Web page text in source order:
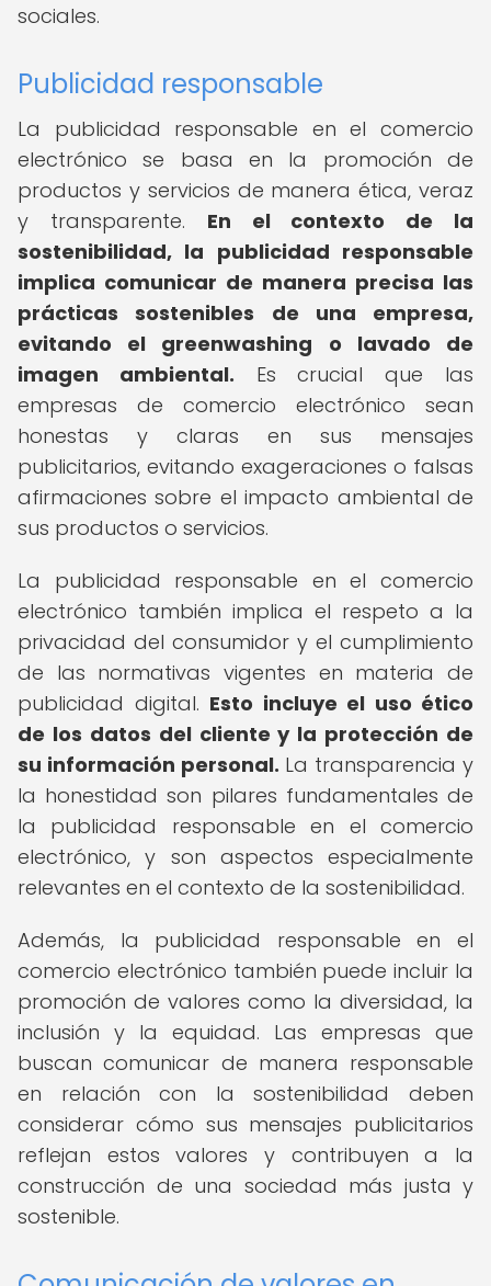
sociales.
Publicidad responsable
La publicidad responsable en el comercio
electrónico se basa en la promoción de
productos y servicios de manera ética, veraz
y transparente. En el contexto de la
sostenibilidad, la publicidad responsable
implica comunicar de manera precisa las
prácticas sostenibles de una empresa,
evitando el greenwashing o lavado de
imagen ambiental. Es crucial que las
empresas de comercio electrónico sean
honestas y claras en sus mensajes
publicitarios, evitando exageraciones o falsas
afirmaciones sobre el impacto ambiental de
sus productos o servicios.
La publicidad responsable en el comercio
electrónico también implica el respeto a la
privacidad del consumidor y el cumplimiento
de las normativas vigentes en materia de
publicidad digital. Esto incluye el uso ético
de los datos del cliente y la protección de
su información personal. La transparencia y
la honestidad son pilares fundamentales de
la publicidad responsable en el comercio
electrónico, y son aspectos especialmente
relevantes en el contexto de la sostenibilidad.
Además, la publicidad responsable en el
comercio electrónico también puede incluir la
promoción de valores como la diversidad, la
inclusión y la equidad. Las empresas que
buscan comunicar de manera responsable
en relación con la sostenibilidad deben
considerar cómo sus mensajes publicitarios
reflejan estos valores y contribuyen a la
construcción de una sociedad más justa y
sostenible.